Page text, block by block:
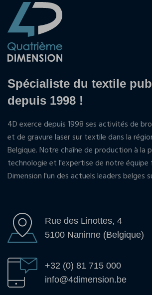
Spécialiste du textile
depuis 1998 !
4D exerce depuis 1998 ses activités de
et de gravure laser sur textile dans la
Belgique. Notre chaîne de production à la
technologie et l'expertise de notre
Dimension l'un des actuels leaders belges
Rue des Linottes, 4
5100 Naninne (Belgique)
+32 (0) 81 715 000
info@4dimension.be